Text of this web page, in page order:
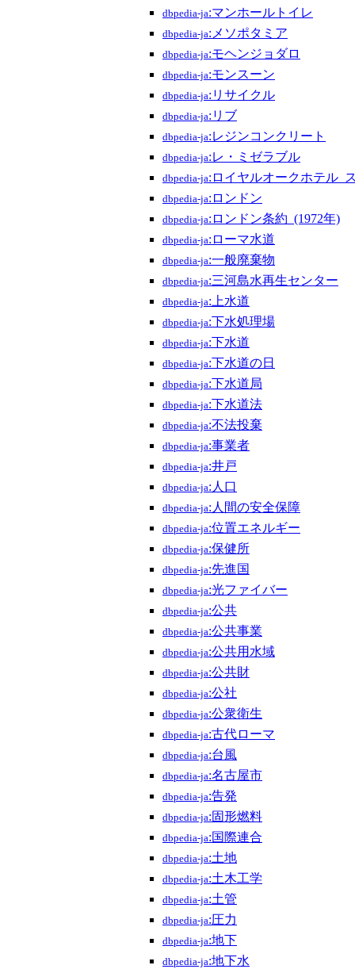
dbpedia-ja:マンホールトイレ
dbpedia-ja:メソポタミア
dbpedia-ja:モヘンジョダロ
dbpedia-ja:モンスーン
dbpedia-ja:リサイクル
dbpedia-ja:リブ
dbpedia-ja:レジンコンクリート
dbpedia-ja:レ・ミゼラブル
dbpedia-ja:ロイヤルオークホテル_
dbpedia-ja:ロンドン
dbpedia-ja:ロンドン条約_(1972年)
dbpedia-ja:ローマ水道
dbpedia-ja:一般廃棄物
dbpedia-ja:三河島水再生センター
dbpedia-ja:上水道
dbpedia-ja:下水処理場
dbpedia-ja:下水道
dbpedia-ja:下水道の日
dbpedia-ja:下水道局
dbpedia-ja:下水道法
dbpedia-ja:不法投棄
dbpedia-ja:事業者
dbpedia-ja:井戸
dbpedia-ja:人口
dbpedia-ja:人間の安全保障
dbpedia-ja:位置エネルギー
dbpedia-ja:保健所
dbpedia-ja:先進国
dbpedia-ja:光ファイバー
dbpedia-ja:公共
dbpedia-ja:公共事業
dbpedia-ja:公共用水域
dbpedia-ja:公共財
dbpedia-ja:公社
dbpedia-ja:公衆衛生
dbpedia-ja:古代ローマ
dbpedia-ja:台風
dbpedia-ja:名古屋市
dbpedia-ja:告発
dbpedia-ja:固形燃料
dbpedia-ja:国際連合
dbpedia-ja:土地
dbpedia-ja:土木工学
dbpedia-ja:土管
dbpedia-ja:圧力
dbpedia-ja:地下
dbpedia-ja:地下水